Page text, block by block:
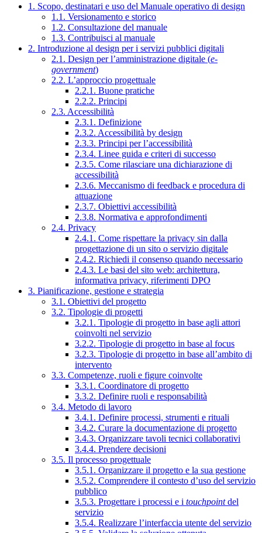
1. Scopo, destinatari e uso del Manuale operativo di design
1.1. Versionamento e storico
1.2. Consultazione del manuale
1.3. Contribuisci al manuale
2. Introduzione al design per i servizi pubblici digitali
2.1. Design per l’amministrazione digitale (e-
government)
2.2. L’approccio progettuale
2.2.1. Buone pratiche
2.2.2. Principi
2.3. Accessibilità
2.3.1. Definizione
2.3.2. Accessibilità by design
2.3.3. Principi per l’accessibilità
2.3.4. Linee guida e criteri di successo
2.3.5. Come rilasciare una dichiarazione di
accessibilità
2.3.6. Meccanismo di feedback e procedura di
attuazione
2.3.7. Obiettivi accessibilità
2.3.8. Normativa e approfondimenti
2.4. Privacy
2.4.1. Come rispettare la privacy sin dalla
progettazione di un sito o servizio digitale
2.4.2. Richiedi il consenso quando necessario
2.4.3. Le basi del sito web: architettura,
informativa privacy, riferimenti DPO
3. Pianificazione, gestione e strategia
3.1. Obiettivi del progetto
3.2. Tipologie di progetti
3.2.1. Tipologie di progetto in base agli attori
coinvolti nel servizio
3.2.2. Tipologie di progetto in base al focus
3.2.3. Tipologie di progetto in base all’ambito di
intervento
3.3. Competenze, ruoli e figure coinvolte
3.3.1. Coordinatore di progetto
3.3.2. Definire ruoli e responsabilità
3.4. Metodo di lavoro
3.4.1. Definire processi, strumenti e rituali
3.4.2. Curare la documentazione di progetto
3.4.3. Organizzare tavoli tecnici collaborativi
3.4.4. Prendere decisioni
3.5. Il processo progettuale
3.5.1. Organizzare il progetto e la sua gestione
3.5.2. Comprendere il contesto d’uso del servizio
pubblico
3.5.3. Progettare i processi e i touchpointdel
servizio
3.5.4. Realizzare l’interfaccia utente del servizio